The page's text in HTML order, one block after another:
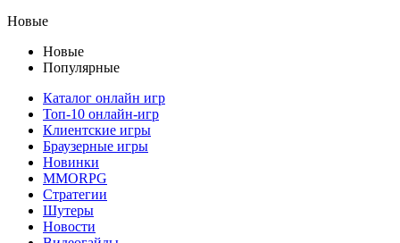
Новые
Новые
Популярные
Каталог онлайн игр
Топ-10 онлайн-игр
Клиентские игры
Браузерные игры
Новинки
MMORPG
Стратегии
Шутеры
Новости